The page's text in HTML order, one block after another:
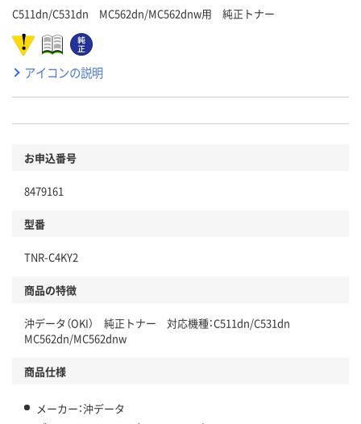
C511dn/C531dn MC562dn/MC562dnw用 純正トナー
アイコンの説明
お申込番号
8479161
型番
TNR-C4KY2
商品の特徴
沖データ（OKI） 純正トナー 対応機種：C511dn/C531dn
MC562dn/MC562dnw
商品仕様
メーカー：沖データ